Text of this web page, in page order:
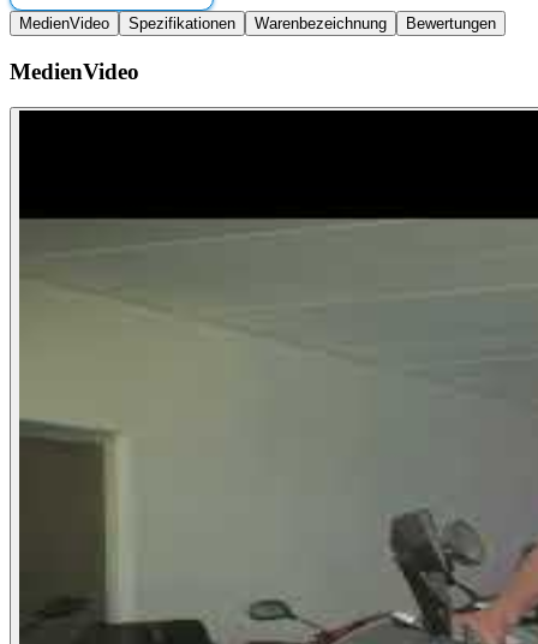
MedienVideo Spezifikationen Warenbezeichnung Bewertungen
MedienVideo